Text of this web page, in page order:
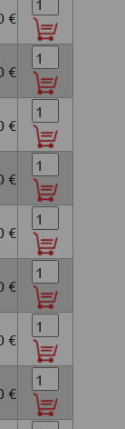
€
€
€
€
€
€
€
€